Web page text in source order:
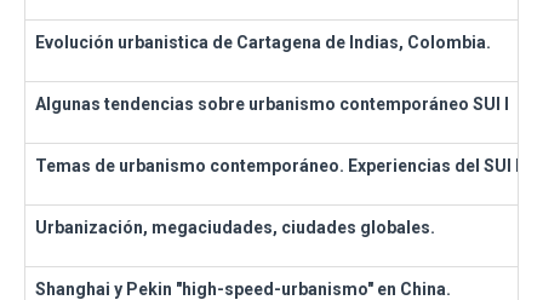
Evolución urbanistica de Cartagena de Indias, Colombia.
Algunas tendencias sobre urbanismo contemporáneo SUI I
Temas de urbanismo contemporáneo. Experiencias del SUI II
Urbanización, megaciudades, ciudades globales.
Shanghai y Pekin "high-speed-urbanismo" en China.